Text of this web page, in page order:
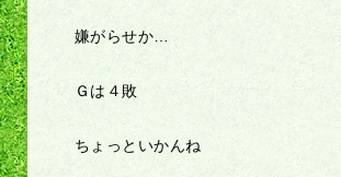
嫌がらせか…
Ｇは４敗
ちょっといかんね